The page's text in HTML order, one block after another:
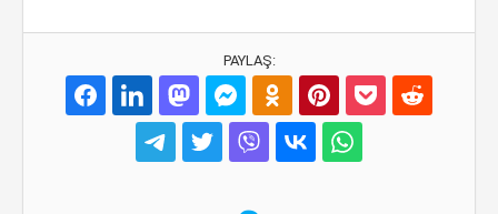
PAYLAŞ: